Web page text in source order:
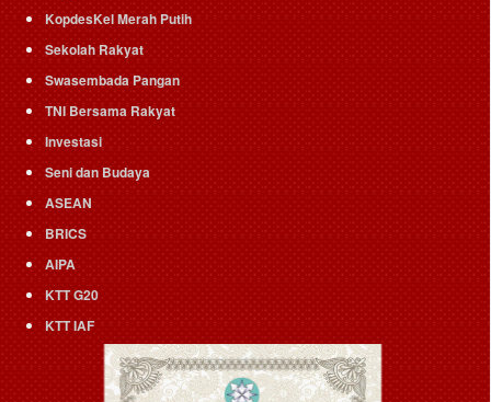
KopdesKel Merah Putih
Sekolah Rakyat
Swasembada Pangan
TNI Bersama Rakyat
Investasi
Seni dan Budaya
ASEAN
BRICS
AIPA
KTT G20
KTT IAF